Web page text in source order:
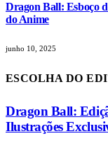
Dragon Ball: Esboço
do Anime
junho 10, 2025
ESCOLHA DO
Dragon Ball:
Ilustrações